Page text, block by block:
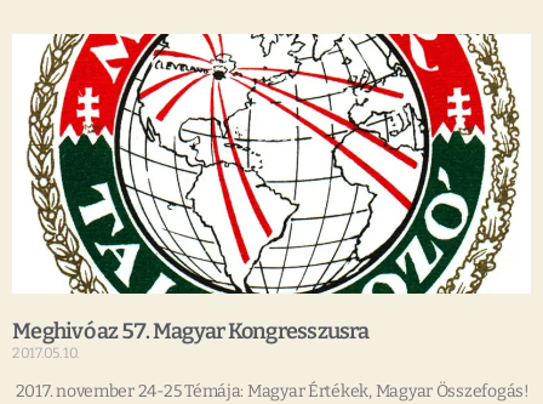
Meghivó az 57. Magyar Kongresszusra
2017.05.10.
2017. november 24-25 Témája: Magyar Értékek, Magyar Összefogás!